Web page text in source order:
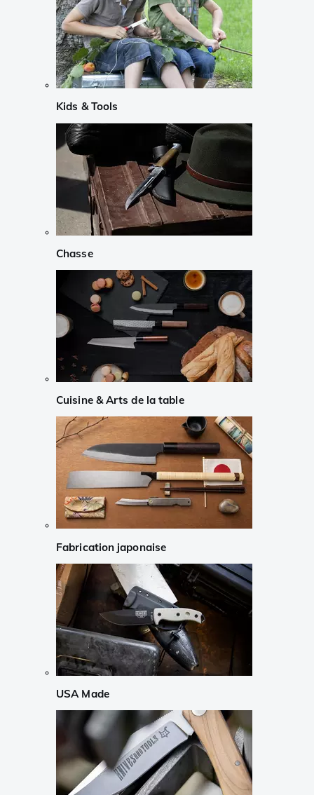
Kids & Tools
Chasse
Cuisine & Arts de la table
Fabrication japonaise
USA Made